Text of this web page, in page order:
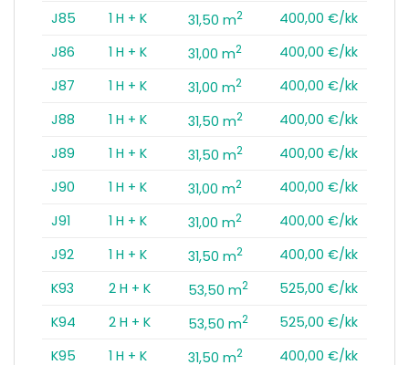
J85
1 H + K 31,50 m2
400,00 €/kk
J86
1 H + K 31,00 m2
400,00 €/kk
J87
1 H + K 31,00 m2
400,00 €/kk
J88
1 H + K 31,50 m2
400,00 €/kk
J89
1 H + K 31,50 m2
400,00 €/kk
J90
1 H + K 31,00 m2
400,00 €/kk
J91
1 H + K 31,00 m2
400,00 €/kk
J92
1 H + K 31,50 m2
400,00 €/kk
K93
2 H + K 53,50 m2
525,00 €/kk
K94
2 H + K 53,50 m2
525,00 €/kk
K95
1 H + K 31,50 m2
400,00 €/kk